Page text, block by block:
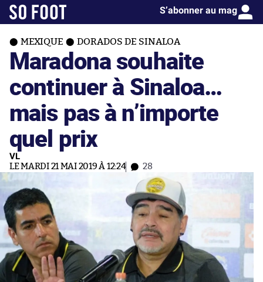
S’abonner au mag
MEXIQUE DORADOS DE SINALOA
Maradona souhaite
continuer à Sinaloa…
mais pas à n’importe
quel prix
VL
LE MARDI 21 MAI 2019 À 12:24 28